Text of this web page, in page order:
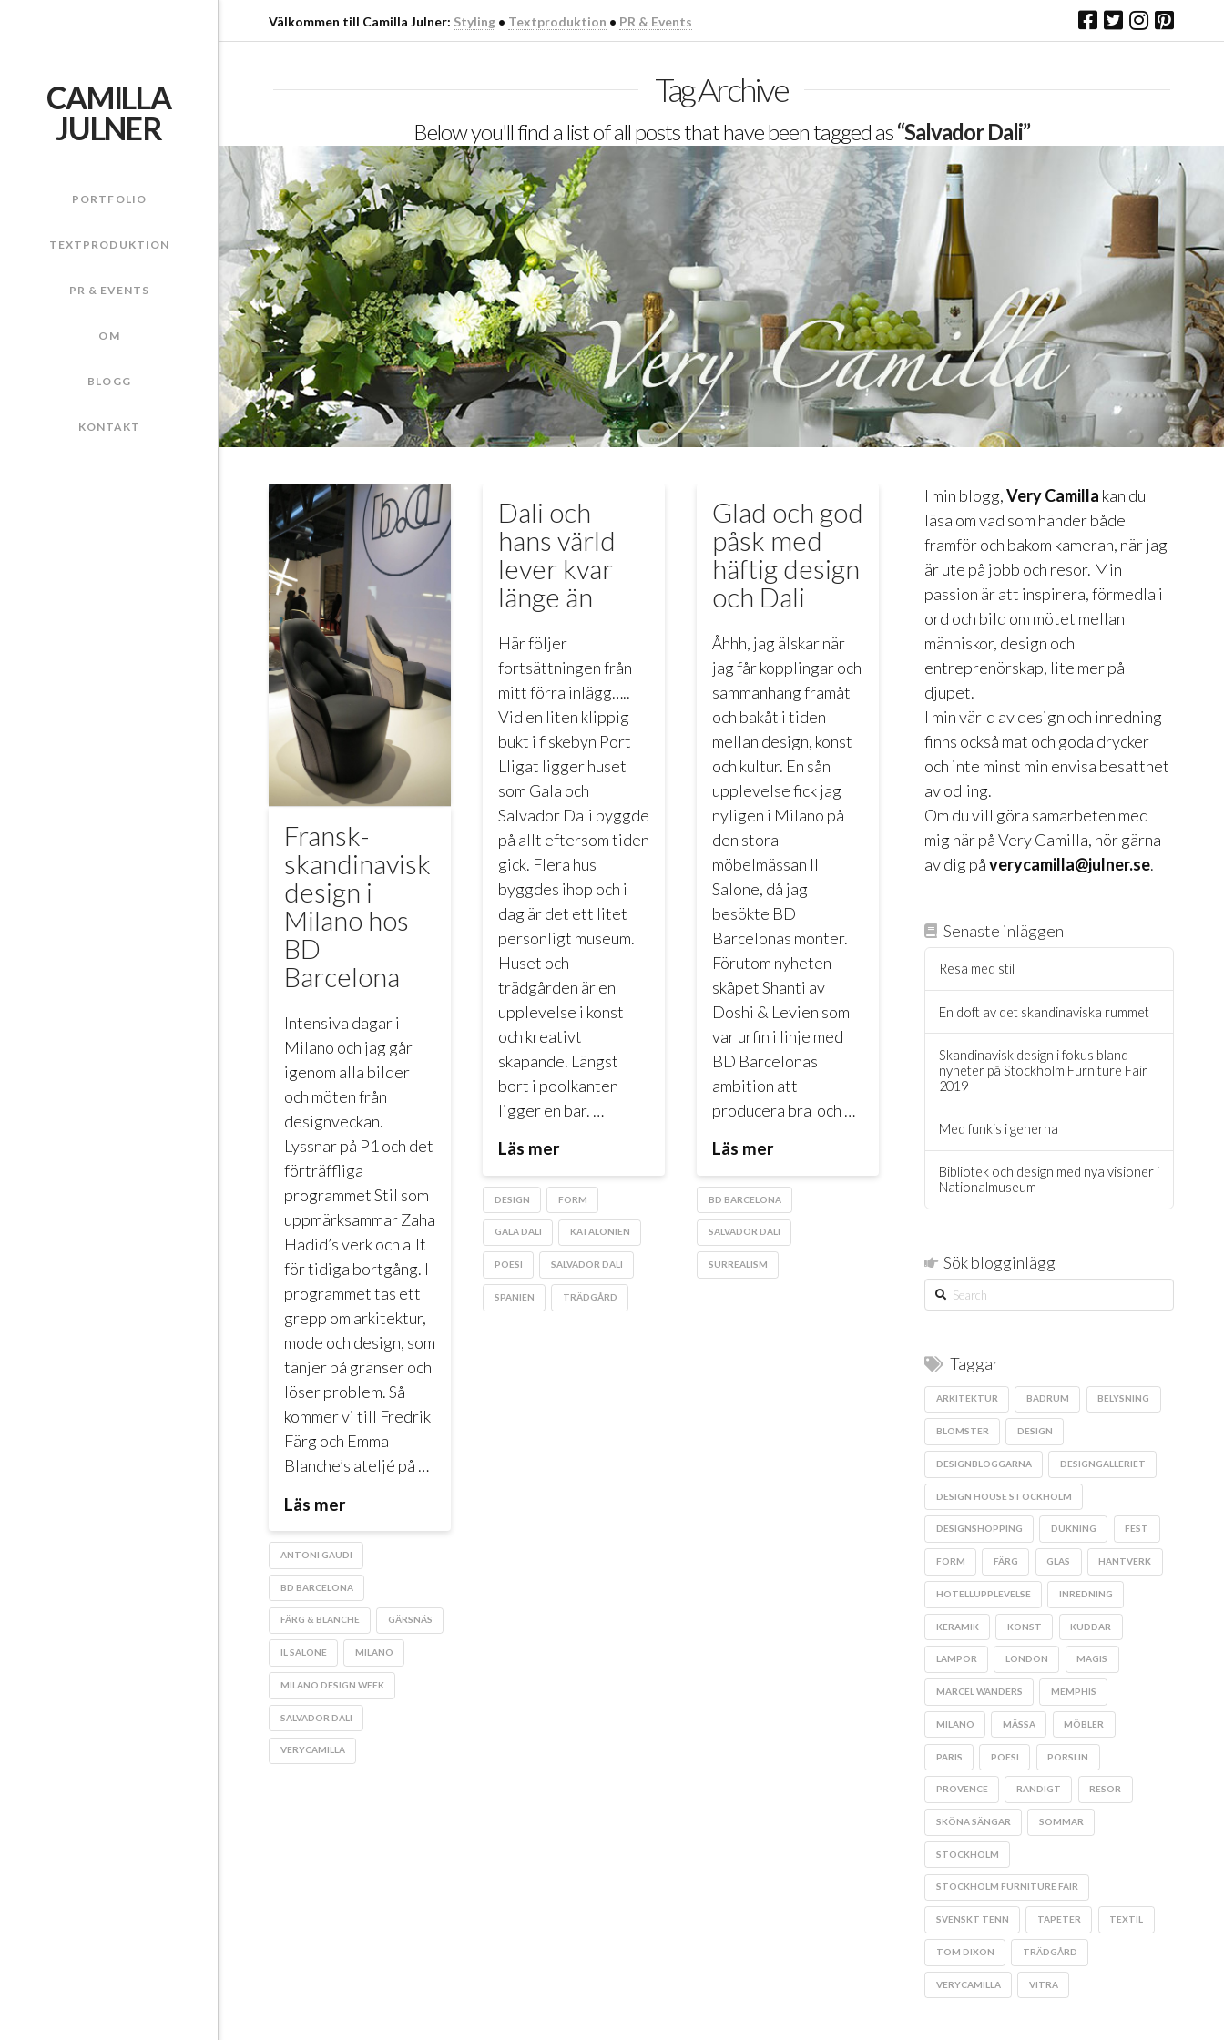
Välkommen till Camilla Julner: Styling • Textproduktion • PR & Events
CAMILLA
JULNER
PORTFOLIO
TEXTPRODUKTION
PR & EVENTS
OM
BLOGG
KONTAKT
Tag Archive
Below you'll find a list of all posts that have been tagged as“Salvador Dali”
Fransk-
skandinavisk
design i
Milano hos
BD
Barcelona
Intensiva dagar i
Milano och jag går
igenom alla bilder
och möten från
designveckan.
Lyssnar på P1 och det
förträffliga
programmet Stil som
uppmärksammar Zaha
Hadid’s verk och allt
för tidiga bortgång. I
programmet tas ett
grepp om arkitektur,
mode och design, som
tänjer på gränser och
löser problem. Så
kommer vi till Fredrik
Färg och Emma
Blanche’s ateljé på …
Läs mer
ANTONI GAUDI
BD BARCELONA
FÄRG & BLANCHE GÄRSNÄS
IL SALONE MILANO
MILANO DESIGN WEEK
SALVADOR DALI
VERYCAMILLA
Dali och
hans värld
lever kvar
länge än
Här följer
fortsättningen från
mitt förra inlägg…..
Vid en liten klippig
bukt i fiskebyn Port
Lligat ligger huset
som Gala och
Salvador Dali byggde
på allt eftersom tiden
gick. Flera hus
byggdes ihop och i
dag är det ett litet
personligt museum.
Huset och
trädgården är en
upplevelse i konst
och kreativt
skapande. Längst
bort i poolkanten
ligger en bar. …
Läs mer
DESIGN FORM
GALA DALI KATALONIEN
POESI SALVADOR DALI
SPANIEN TRÄDGÅRD
Glad och god
påsk med
häftig design
och Dali
Åhhh, jag älskar när
jag får kopplingar och
sammanhang framåt
och bakåt i tiden
mellan design, konst
och kultur. En sån
upplevelse fick jag
nyligen i Milano på
den stora
möbelmässan Il
Salone, då jag
besökte BD
Barcelonas monter.
Förutom nyheten
skåpet Shanti av
Doshi & Levien som
var urfin i linje med
BD Barcelonas
ambition att
producera bra och …
Läs mer
BD BARCELONA
SALVADOR DALI
SURREALISM
I min blogg,Very Camilla kan du
läsa om vad som händer både
framför och bakom kameran, när jag
är ute på jobb och resor. Min
passion är att inspirera, förmedla i
ord och bild om mötet mellan
människor, design och
entreprenörskap, lite mer på
djupet.
I min värld av design och inredning
finns också mat och goda drycker
och inte minst min envisa besatthet
av odling.
Om du vill göra samarbeten med
mig här på Very Camilla, hör gärna
av dig påverycamilla@julner.se.
Senaste inläggen
Resa med stil
En doft av det skandinaviska rummet
Skandinavisk design i fokus bland
nyheter på Stockholm Furniture Fair
2019
Med funkis i generna
Bibliotek och design med nya visioner i
Nationalmuseum
Sök blogginlägg
Search
Taggar
ARKITEKTUR BADRUM BELYSNING
BLOMSTER DESIGN
DESIGNBLOGGARNA DESIGNGALLERIET
DESIGN HOUSE STOCKHOLM
DESIGNSHOPPING DUKNING FEST
FORM FÄRG GLAS HANTVERK
HOTELLUPPLEVELSE INREDNING
KERAMIK KONST KUDDAR
LAMPOR LONDON MAGIS
MARCEL WANDERS MEMPHIS
MILANO MÄSSA MÖBLER
PARIS POESI PORSLIN
PROVENCE RANDIGT RESOR
SKÖNA SÄNGAR SOMMAR
STOCKHOLM
STOCKHOLM FURNITURE FAIR
SVENSKT TENN TAPETER TEXTIL
TOM DIXON TRÄDGÅRD
VERYCAMILLA VITRA